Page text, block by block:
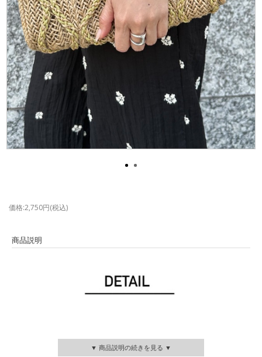
価格:2,750円(税込)
商品説明
▼ 商品説明の続きを見る ▼